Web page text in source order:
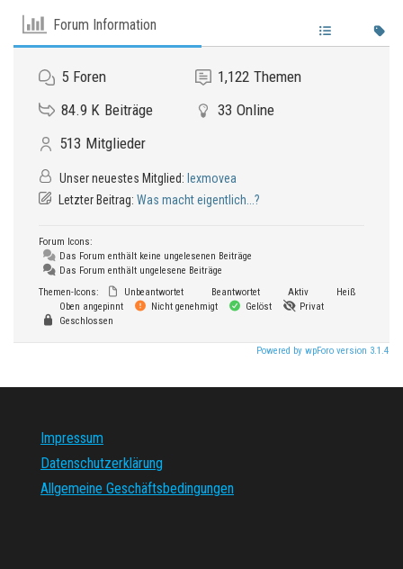
Forum Information
5 Foren 1,122 Themen
84.9 K Beiträge 33 Online
513 Mitglieder
Unser neuestes Mitglied: lexmovea
Letzter Beitrag: Was macht eigentlich...?
Forum Icons:
Das Forum enthält keine ungelesenen Beiträge
Das Forum enthält ungelesene Beiträge
Themen-Icons:
Unbeantwortet Beantwortet Aktiv
Heiß
Oben angepinnt
Nicht genehmigt Gelöst
Privat
Geschlossen
Powered by wpForo version 3.1.4
Impressum
Datenschutzerklärung
Allgemeine Geschäftsbedingungen